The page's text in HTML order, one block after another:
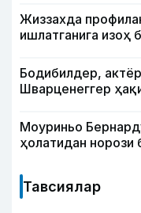
Жиззахда
ишлатганига изоҳ
Бодибилдер,
Шварценеггер
Моуриньо
ҳолатидан норози
Тавсиялар